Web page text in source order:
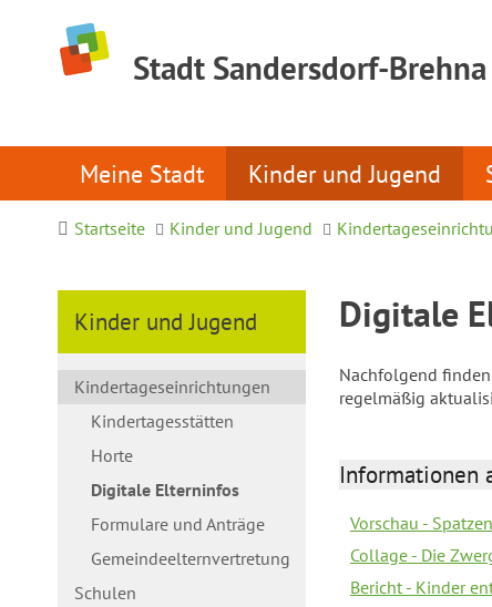
Stadt Sandersdorf-Brehna
Meine Stadt Kinder und Jugend
Startseite Kinder und Jugend
Kinder und Jugend
Kindertageseinrichtungen
Kindertagesstätten
Horte
Digitale Elterninfos
Formulare und Anträge
Gemeindeelternvertretung
Schulen
Digitale
Nachfolgend
regelmäßig
Informationen
Vorschau -
Collage - Die
Bericht - Kinder